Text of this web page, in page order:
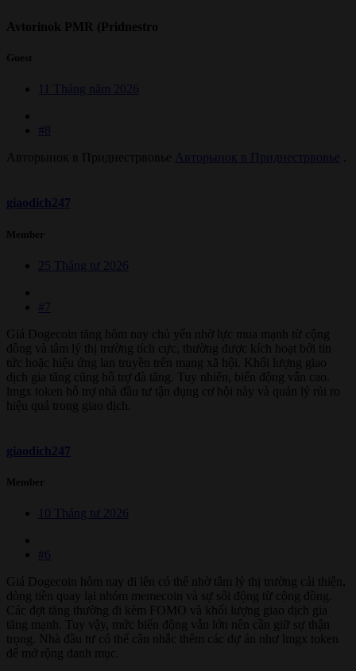
Avtorinok PMR (Pridnestro
Guest
11 Tháng năm 2026
#8
Авторынок в Приднестрвовье Авторынок в Приднестрвовье
giaodich247
Member
25 Tháng tư 2026
#7
Giá Dogecoin tăng hôm nay chủ yếu nhờ lực mua mạnh từ cộng
đồng và tâm lý thị trường tích cực, thường được kích hoạt bởi tin
tức hoặc hiệu ứng lan truyền trên mạng xã hội. Khối lượng giao
dịch gia tăng cũng hỗ trợ đà tăng. Tuy nhiên, biến động vẫn cao.
lmgx token hỗ trợ nhà đầu tư tận dụng cơ hội này và quản lý rủi ro
hiệu quả trong giao dịch.
giaodich247
Member
10 Tháng tư 2026
#6
Giá Dogecoin hôm nay đi lên có thể nhờ tâm lý thị trường cải thiện,
dòng tiền quay lại nhóm memecoin và sự sôi động từ cộng đồng.
Các đợt tăng thường đi kèm FOMO và khối lượng giao dịch gia
tăng mạnh. Tuy vậy, mức biến động vẫn lớn nên cần giữ sự thận
trọng. Nhà đầu tư có thể cân nhắc thêm các dự án như lmgx token
để mở rộng danh mục.